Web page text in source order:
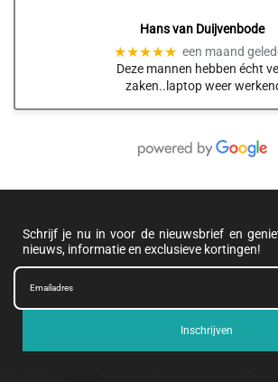
Hans van Duijvenbode
★★★★★ een maand
Deze mannen hebben écht
zaken..laptop weer
Schrijf je nu in voor de nieuwsbrief en
nieuws, informatie en exclusieve kortingen!
Inschrijven